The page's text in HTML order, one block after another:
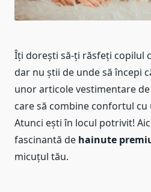
Îți dorești să-ți răsfeți copilul
dar nu știi de unde să începi
unor articole vestimentare
care să combine confortul cu
Atunci ești în locul potrivit!
fascinantă de hainute
micuțul tău.